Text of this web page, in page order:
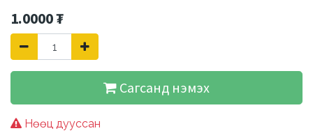
1.0000₮
Сагсанд нэмэх
Нөөц дууссан